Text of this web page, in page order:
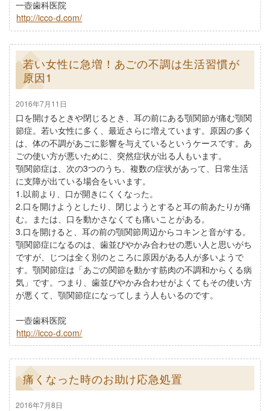
一壺歯科医院
http://icco-d.com/
若い女性に急増！あごの不調は生活習慣が
原因1
2016年7月11日
口を開けるときや閉じるとき、耳の前にある顎関節が痛む顎関
節症。若い女性に多く、最近さらに増えています。原因の多く
は、体の不調があごに影響を与えているというケースです。あ
ごの使い方が悪いために、突然症状が出る人もいます。
顎関節症は、次の3つのうち、複数の症状があって、日常生活
に支障が出ている場合をいいます。
1.以前より、口が開きにくくなった。
2.口を開けようとしたり、閉じようとすると耳の前あたりが痛
む。または、口を動かさなくても痛いことがある。
3.口を開けると、耳の前の顎関節周辺からコキンと音がする。
顎関節症になるのは、歯並びやかみ合わせの悪い人と思いがち
ですが、じつは全く別のところに原因がある人が多いようで
す。顎関節症は「あごの関節を動かす筋肉の不調和からくる病
気」です。つまり、歯並びやかみ合わせがよくてもその使い方
が悪くて、顎関節症になってしまう人もいるのです。
一壺歯科医院
http://icco-d.com/
痛くなった時のお助け応急処置
2016年7月8日